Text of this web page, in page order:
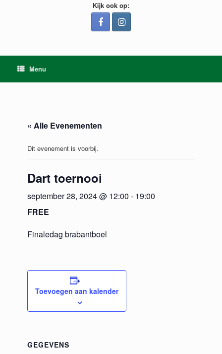
Kijk ook op:
Menu
« Alle Evenementen
Dit evenement is voorbij.
Dart toernooi
september 28, 2024 @ 12:00 - 19:00
FREE
Finaledag brabantboel
Toevoegen aan kalender
GEGEVENS